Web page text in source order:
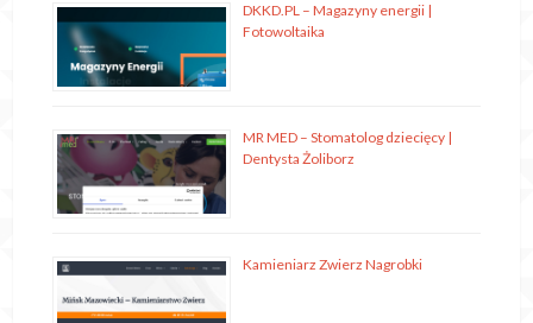
DKKD.PL – Magazyny energii |
Fotowoltaika
MR MED – Stomatolog dziecięcy |
Dentysta Żoliborz
Kamieniarz Zwierz Nagrobki